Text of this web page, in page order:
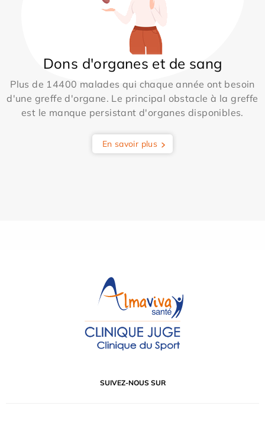
Dons d'organes et de sang
Plus de 14400 malades qui chaque année ont besoin
d'une greffe d'organe. Le principal obstacle à la greffe
est le manque persistant d'organes disponibles.
En savoir plus
SUIVEZ-NOUS SUR